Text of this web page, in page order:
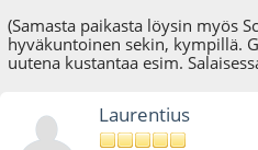
(Samasta paikasta löysin myös
hyväkuntoinen sekin, kympillä.
uutena kustantaa esim.
Laurentius